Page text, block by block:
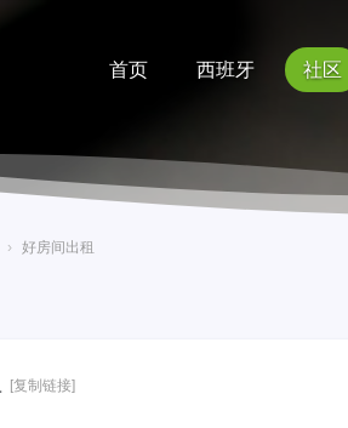
首页 西班牙 社区
› 好房间出租
[复制链接]